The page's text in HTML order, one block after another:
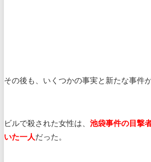
その後も、いくつかの事実と新たな事件
ビルで殺された女性は、 池袋事件の目撃
いた一人だった。